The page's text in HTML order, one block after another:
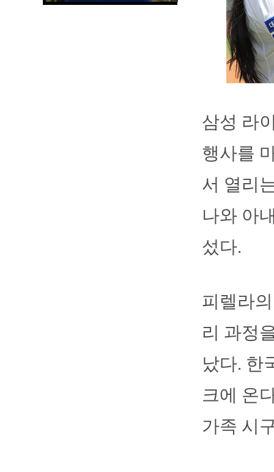
삼성 라
행사를
서 열리
나와 아
섰다.
피렐라
리 과정
났다. 한
크에 온
가족 시